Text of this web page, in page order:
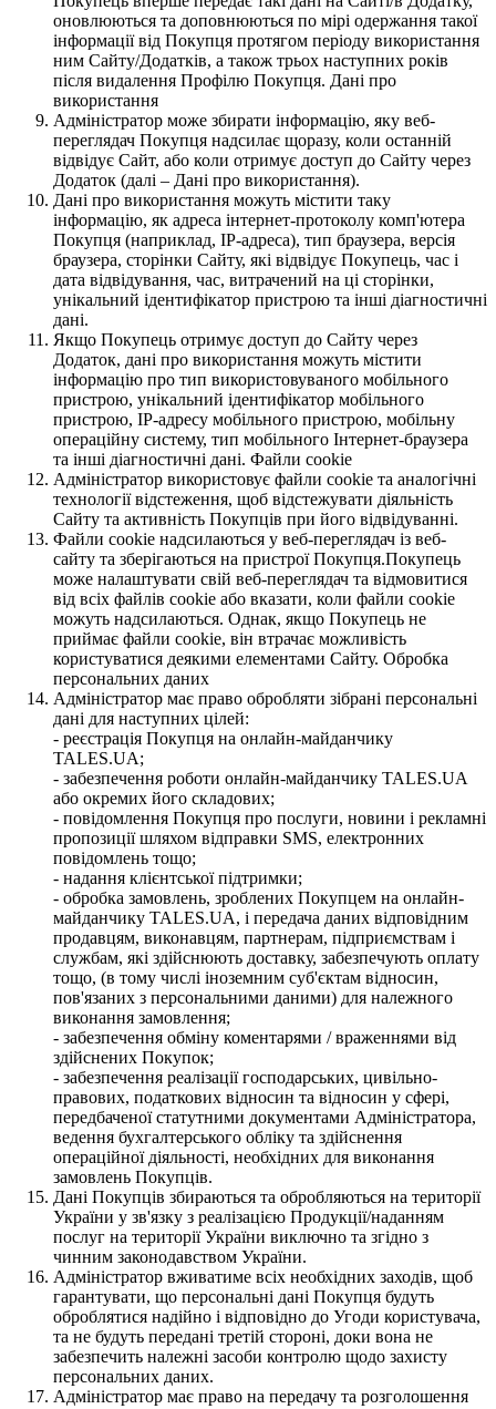
оновлюються та доповнюються по мірі одержання такої
інформації від Покупця протягом періоду використання
ним Сайту/Додатків, а також трьох наступних років
після видалення Профілю Покупця. Дані про
використання
Адміністратор може збирати інформацію, яку веб-
переглядач Покупця надсилає щоразу, коли останній
відвідує Сайт, або коли отримує доступ до Сайту через
Додаток (далі – Дані про використання).
Дані про використання можуть містити таку
інформацію, як адреса інтернет-протоколу комп'ютера
Покупця (наприклад, IP-адреса), тип браузера, версія
браузера, сторінки Сайту, які відвідує Покупець, час і
дата відвідування, час, витрачений на ці сторінки,
унікальний ідентифікатор пристрою та інші діагностичні
дані.
Якщо Покупець отримує доступ до Сайту через
Додаток, дані про використання можуть містити
інформацію про тип використовуваного мобільного
пристрою, унікальний ідентифікатор мобільного
пристрою, IP-адресу мобільного пристрою, мобільну
операційну систему, тип мобільного Інтернет-браузера
та інші діагностичні дані. Файли cookie
Адміністратор використовує файли cookie та аналогічні
технології відстеження, щоб відстежувати діяльність
Сайту та активність Покупців при його відвідуванні.
Файли cookie надсилаються у веб-переглядач із веб-
сайту та зберігаються на пристрої Покупця.Покупець
може налаштувати свій веб-переглядач та відмовитися
від всіх файлів cookie або вказати, коли файли cookie
можуть надсилаються. Однак, якщо Покупець не
приймає файли cookie, він втрачає можливість
користуватися деякими елементами Сайту. Обробка
персональних даних
Адміністратор має право обробляти зібрані персональні
дані для наступних цілей:
- реєстрація Покупця на онлайн-майданчику
TALES.UA;
- забезпечення роботи онлайн-майданчику TALES.UA
або окремих його складових;
- повідомлення Покупця про послуги, новини і рекламні
пропозиції шляхом відправки SMS, електронних
повідомлень тощо;
- надання клієнтської підтримки;
- обробка замовлень, зроблених Покупцем на онлайн-
майданчику TALES.UA, і передача даних відповідним
продавцям, виконавцям, партнерам, підприємствам і
службам, які здійснюють доставку, забезпечують оплату
тощо, (в тому числі іноземним суб'єктам відносин,
пов'язаних з персональними даними) для належного
виконання замовлення;
- забезпечення обміну коментарями / враженнями від
здійснених Покупок;
- забезпечення реалізації господарських, цивільно-
правових, податкових відносин та відносин у сфері,
передбаченої статутними документами Адміністратора,
ведення бухгалтерського обліку та здійснення
операційної діяльності, необхідних для виконання
замовлень Покупців.
Дані Покупців збираються та обробляються на території
України у зв'язку з реалізацією Продукції/наданням
послуг на території України виключно та згідно з
чинним законодавством України.
Адміністратор вживатиме всіх необхідних заходів, щоб
гарантувати, що персональні дані Покупця будуть
оброблятися надійно і відповідно до Угоди користувача,
та не будуть передані третій стороні, доки вона не
забезпечить належні засоби контролю щодо захисту
персональних даних.
Адміністратор має право на передачу та розголошення